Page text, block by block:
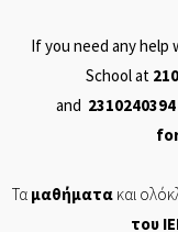
If you need any help
School at
and 2310240394
Τα μαθήματα και
του